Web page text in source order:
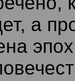
а